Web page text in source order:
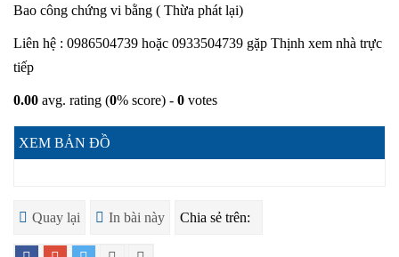
Bao công chứng vi bằng ( Thừa phát lại)
Liên hệ : 0986504739 hoặc 0933504739 gặp Thịnh xem nhà trực
tiếp
0.00 avg. rating (0% score) - 0 votes
XEM BẢN ĐỒ
Quay lại In bài này Chia sẻ trên: